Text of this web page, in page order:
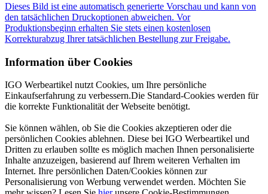
Dieses Bild ist eine automatisch generierte Vorschau und kann von
den tatsächlichen Druckoptionen abweichen. Vor
Produktionsbeginn erhalten Sie stets einen kostenlosen
Korrekturabzug Ihrer tatsächlichen Bestellung zur Freigabe.
Information über Cookies
IGO Werbeartikel nutzt Cookies, um Ihre persönliche
Einkaufserfahrung zu verbessern.Die Standard-Cookies werden für
die korrekte Funktionalität der Webseite benötigt.
Sie können wählen, ob Sie die Cookies akzeptieren oder die
persönlichen Cookies ablehnen. Diese bei IGO Werbeartikel und
Dritten zu erlauben sollte es möglich machen Ihnen personalisierte
Inhalte anzuzeigen, basierend auf Ihrem weiteren Verhalten im
Internet. Ihre persönlichen Daten/Cookies können zur
Personalisierung von Werbung verwendet werden. Möchten Sie